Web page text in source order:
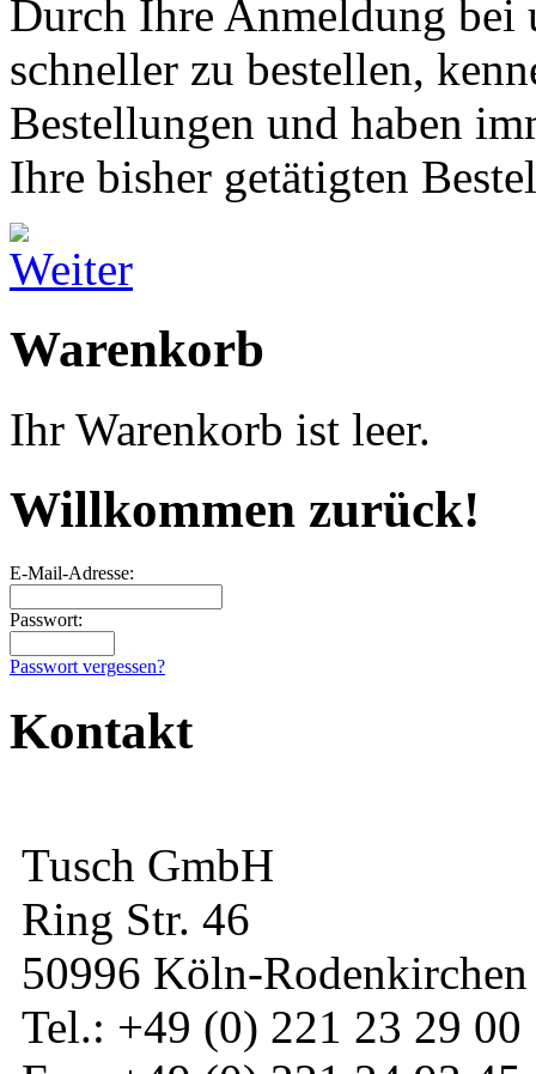
Durch Ihre Anmeldung bei
schneller zu bestellen,
Bestellungen und haben
Ihre bisher getätigten
Warenkorb
Ihr Warenkorb ist leer.
Willkommen zurück!
E-Mail-Adresse:
Passwort:
Passwort vergessen?
Kontakt
Tusch GmbH
Ring Str. 46
50996 Köln-Rodenkirchen
Tel.: +49 (0) 221 23 29 00